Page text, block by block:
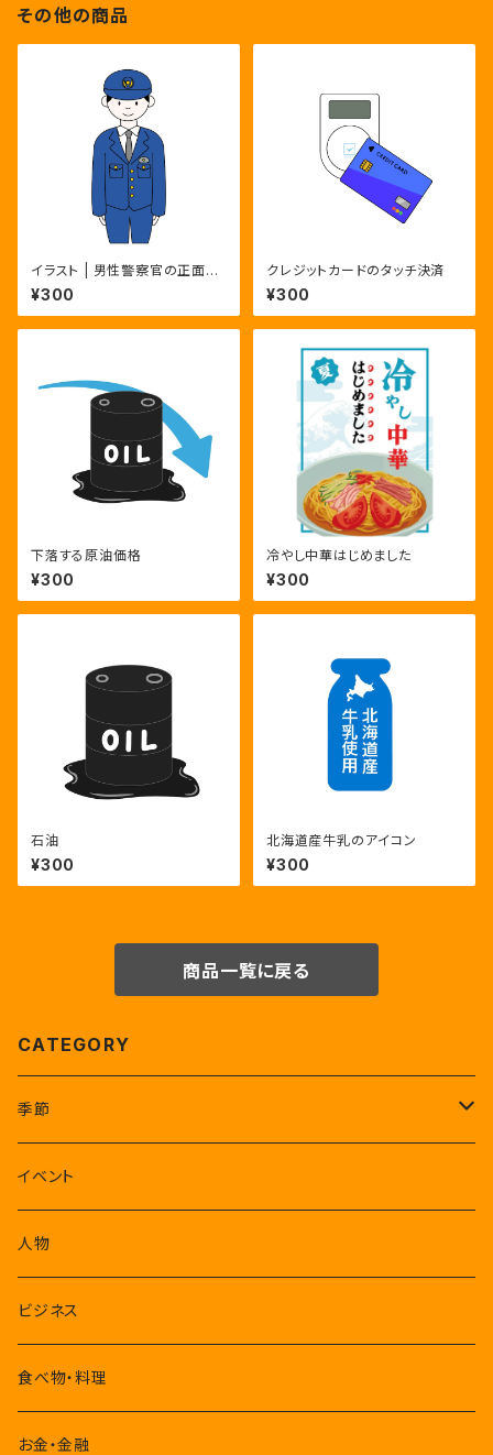
その他の商品
イラスト | 男性警察官の正面全
身ポーズ3種 | カラー・モノク
ロ・主線なし
¥300
クレジットカードのタッチ決済
¥300
下落する原油価格
¥300
冷やし中華はじめました
¥300
石油
¥300
北海道産牛乳のアイコン
¥300
商品一覧に戻る
CATEGORY
季節
1-3月
4-6月
7-9月
10-12月
イベント
人物
ビジネス
食べ物・料理
お金・金融